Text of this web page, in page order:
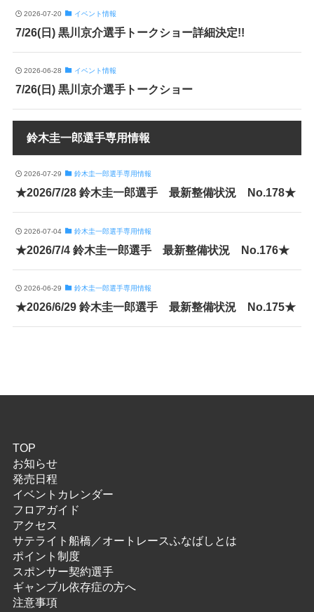
2026-07-20 イベント情報
7/26(日) 黒川京介選手トークショー詳細決定!!
2026-06-28 イベント情報
7/26(日) 黒川京介選手トークショー
鈴木圭一郎選手専用情報
2026-07-29 鈴木圭一郎選手専用情報
★2026/7/28 鈴木圭一郎選手 最新整備状況 No.178★
2026-07-04 鈴木圭一郎選手専用情報
★2026/7/4 鈴木圭一郎選手 最新整備状況 No.176★
2026-06-29 鈴木圭一郎選手専用情報
★2026/6/29 鈴木圭一郎選手 最新整備状況 No.175★
TOP
お知らせ
発売日程
イベントカレンダー
フロアガイド
アクセス
サテライト船橋／オートレースふなばしとは
ポイント制度
スポンサー契約選手
ギャンブル依存症の方へ
注意事項